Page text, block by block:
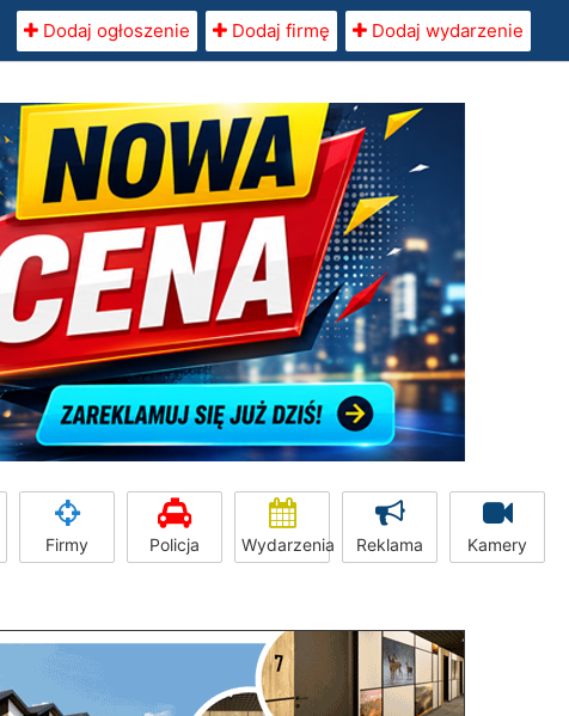
Dodaj ogłoszenie Dodaj firmę Dodaj wydarzenie
Firmy Policja Wydarzenia Reklama Kamery